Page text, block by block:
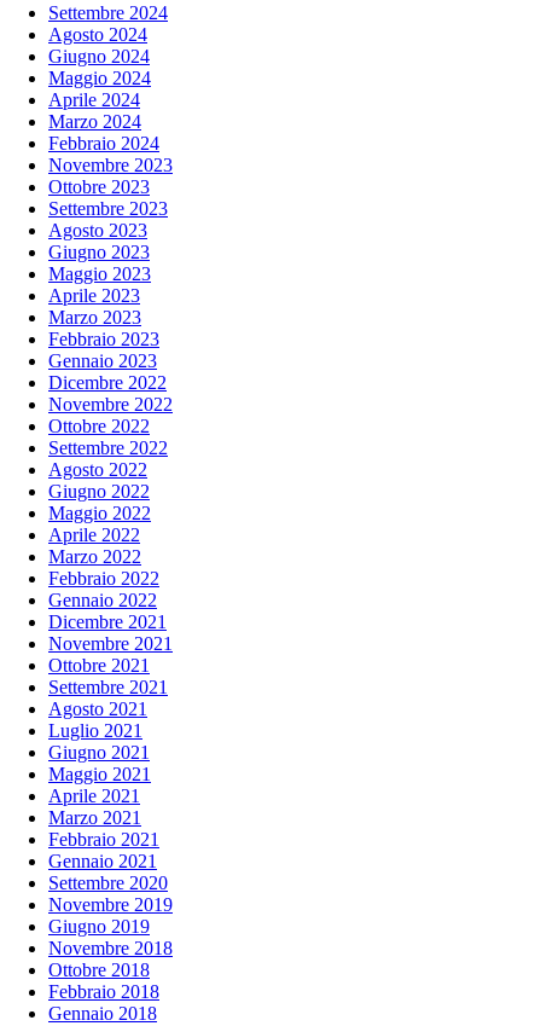
Settembre 2024
Agosto 2024
Giugno 2024
Maggio 2024
Aprile 2024
Marzo 2024
Febbraio 2024
Novembre 2023
Ottobre 2023
Settembre 2023
Agosto 2023
Giugno 2023
Maggio 2023
Aprile 2023
Marzo 2023
Febbraio 2023
Gennaio 2023
Dicembre 2022
Novembre 2022
Ottobre 2022
Settembre 2022
Agosto 2022
Giugno 2022
Maggio 2022
Aprile 2022
Marzo 2022
Febbraio 2022
Gennaio 2022
Dicembre 2021
Novembre 2021
Ottobre 2021
Settembre 2021
Agosto 2021
Luglio 2021
Giugno 2021
Maggio 2021
Aprile 2021
Marzo 2021
Febbraio 2021
Gennaio 2021
Settembre 2020
Novembre 2019
Giugno 2019
Novembre 2018
Ottobre 2018
Febbraio 2018
Gennaio 2018